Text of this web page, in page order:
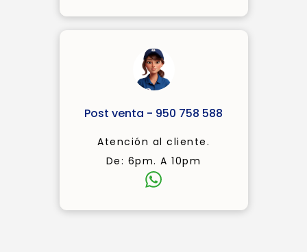
Post venta - 950 758 588
Atención al cliente.
De: 6pm. A 10pm